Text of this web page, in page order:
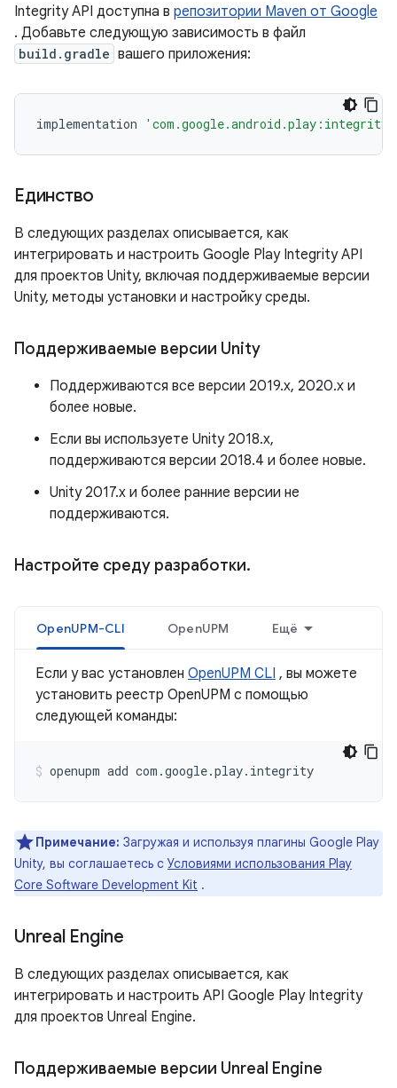
Integrity API доступна в репозитории Maven от Google
. Добавьте следующую зависимость в файл
build.gradle вашего приложения:
implementation
Единство
В следующих разделах описывается, как
интегрировать и настроить Google Play Integrity API
для проектов Unity, включая поддерживаемые версии
Unity, методы установки и настройку среды.
Поддерживаемые версии Unity
Поддерживаются все версии 2019.x, 2020.x и
более новые.
Если вы используете Unity 2018.x,
поддерживаются версии 2018.4 и более новые.
Unity 2017.x и более ранние версии не
поддерживаются.
Настройте среду разработки.
OpenUPM-CLI OpenUPM Ещё
Если у вас установлен OpenUPM CLI , вы можете
установить реестр OpenUPM с помощью
следующей команды:
openupm add com.google.play.integrity
Примечание: Загружая и используя плагины Google Play
Unity, вы соглашаетесь с Условиями использования Play
Core Software Development Kit .
Unreal Engine
В следующих разделах описывается, как
интегрировать и настроить API Google Play Integrity
для проектов Unreal Engine.
Поддерживаемые версии Unreal Engine